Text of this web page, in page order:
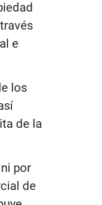
e
los
de la
por
de